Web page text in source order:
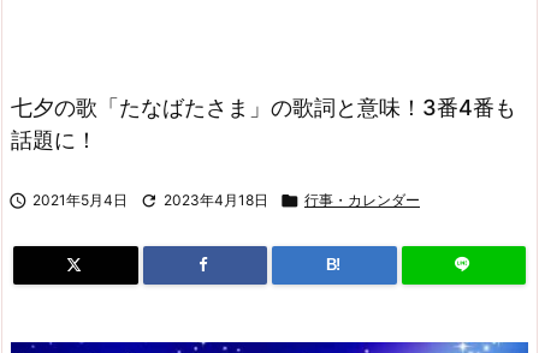
七夕の歌「たなばたさま」の歌詞と意味！3番4番も
話題に！
 2021年5月4日  2023年4月18日  行事・カレンダー
B!